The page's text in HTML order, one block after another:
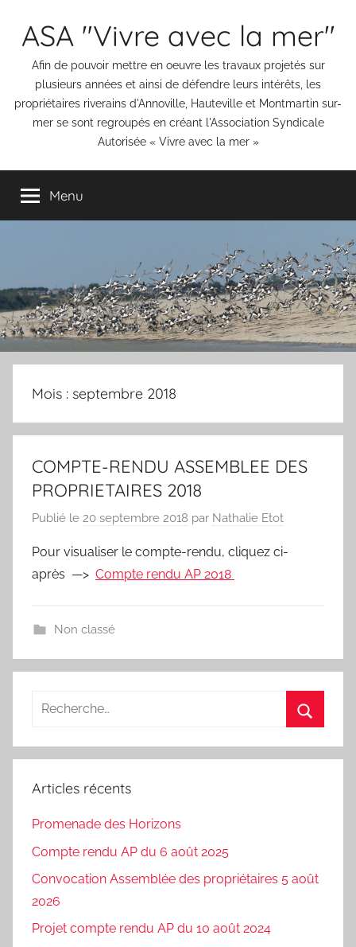
ASA "Vivre avec la mer"
Afin de pouvoir mettre en oeuvre les travaux projetés sur
plusieurs années et ainsi de défendre leurs intérêts, les
propriétaires riverains d'Annoville, Hauteville et Montmartin sur-
mer se sont regroupés en créant l'Association Syndicale
Autorisée « Vivre avec la mer »
Menu
Mois : septembre 2018
COMPTE-RENDU ASSEMBLEE DES
PROPRIETAIRES 2018
Publié le 20 septembre 2018 par Nathalie Etot
Pour visualiser le compte-rendu, cliquez ci-
après —> Compte rendu AP 2018
Non classé
Recherche
:
Articles récents
Promenade des Horizons
Compte rendu AP du 6 août 2025
Convocation Assemblée des propriétaires 5 août
2026
Projet compte rendu AP du 10 août 2024